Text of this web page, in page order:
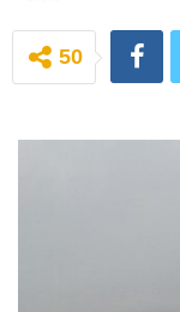
50